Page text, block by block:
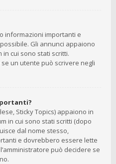
informazioni importanti e
Gli annunci appaiono
in cui sono stati scritti.
un utente può scrivere negli
Sticky Topics) appaiono in
in cui sono stati scritti (dopo
dal nome stesso,
e dovrebbero essere lette
può decidere se